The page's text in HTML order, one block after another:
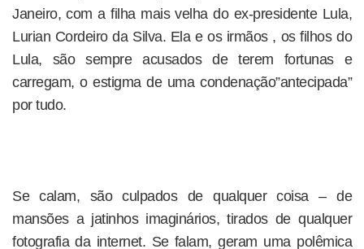
Janeiro, com a filha mais velha do ex-presidente Lula,
Lurian Cordeiro da Silva. Ela e os irmãos , os filhos do
Lula, são sempre acusados de terem fortunas e
carregam, o estigma de uma condenação”antecipada”
por tudo.
Se calam, são culpados de qualquer coisa – de
mansões a jatinhos imaginários, tirados de qualquer
fotografia da internet. Se falam, geram uma polêmica